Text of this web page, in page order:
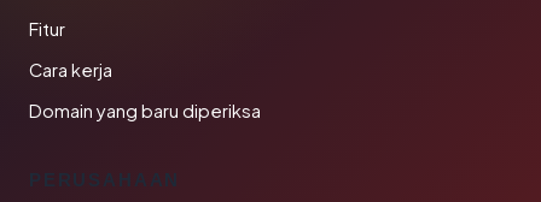
Fitur
Cara kerja
Domain yang baru diperiksa
PERUSAHAAN